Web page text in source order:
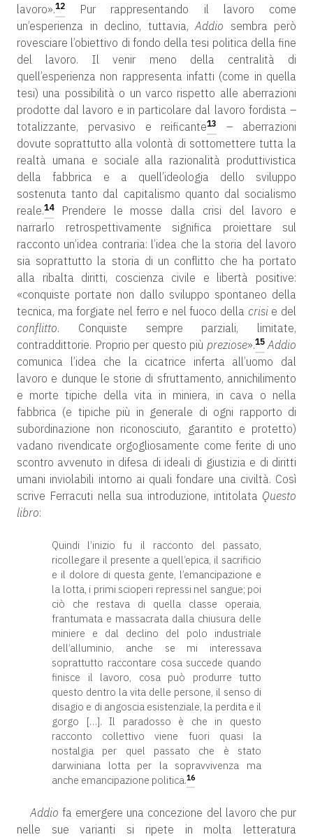
lavoro».12
Pur rappresentando il lavoro come
un’esperienza in declino, tuttavia, Addio sembra però
rovesciare l’obiettivo di fondo della tesi politica della fine
del lavoro. Il venir meno della centralità di
quell’esperienza non rappresenta infatti (come in quella
tesi) una possibilità o un varco rispetto alle aberrazioni
prodotte dal lavoro e in particolare dal lavoro fordista –
totalizzante, pervasivo e reificante13
– aberrazioni
dovute soprattutto alla volontà di sottomettere tutta la
realtà umana e sociale alla razionalità produttivistica
della fabbrica e a quell’ideologia dello sviluppo
sostenuta tanto dal capitalismo quanto dal socialismo
reale.14Prendere le mosse dalla crisi del lavoro e
narrarlo retrospettivamente significa proiettare sul
racconto un’idea contraria: l’idea che la storia del lavoro
sia soprattutto la storia di un conflitto che ha portato
alla ribalta diritti, coscienza civile e libertà positive:
«conquiste portate non dallo sviluppo spontaneo della
tecnica, ma forgiate nel ferro e nel fuoco della crisie del
conflitto. Conquiste sempre parziali, limitate,
contraddittorie. Proprio per questo più preziose».15 Addio
comunica l’idea che la cicatrice inferta all’uomo dal
lavoro e dunque le storie di sfruttamento, annichilimento
e morte tipiche della vita in miniera, in cava o nella
fabbrica (e tipiche più in generale di ogni rapporto di
subordinazione non riconosciuto, garantito e protetto)
vadano rivendicate orgogliosamente come ferite di uno
scontro avvenuto in difesa di ideali di giustizia e di diritti
umani inviolabili intorno ai quali fondare una civiltà. Così
scrive Ferracuti nella sua introduzione, intitolata Questo
libro:
Quindi l’inizio fu il racconto del passato,
ricollegare il presente a quell’epica, il sacrificio
e il dolore di questa gente, l’emancipazione e
la lotta, i primi scioperi repressi nel sangue; poi
ciò che restava di quella classe operaia,
frantumata e massacrata dalla chiusura delle
miniere e dal declino del polo industriale
dell’alluminio, anche se mi interessava
soprattutto raccontare cosa succede quando
finisce il lavoro, cosa può produrre tutto
questo dentro la vita delle persone, il senso di
disagio e di angoscia esistenziale, la perdita e il
gorgo […]. Il paradosso è che in questo
racconto collettivo viene fuori quasi la
nostalgia per quel passato che è stato
darwiniana lotta per la sopravvivenza ma
anche emancipazione politica.16
Addio fa emergere una concezione del lavoro che pur
nelle sue varianti si ripete in molta letteratura